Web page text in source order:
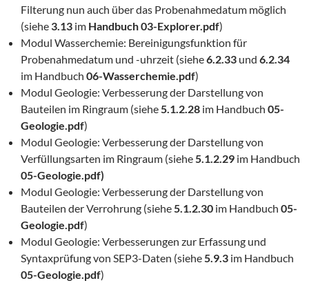
Filterung nun auch über das Probenahmedatum möglich
(siehe 3.13 im Handbuch 03-Explorer.pdf)
Modul Wasserchemie: Bereinigungsfunktion für
Probenahmedatum und -uhrzeit (siehe6.2.33 und 6.2.34
im Handbuch 06-Wasserchemie.pdf)
Modul Geologie: Verbesserung der Darstellung von
Bauteilen im Ringraum (siehe5.1.2.28 im Handbuch 05-
Geologie.pdf)
Modul Geologie: Verbesserung der Darstellung von
Verfüllungsarten im Ringraum (siehe5.1.2.29 im Handbuch
05-Geologie.pdf)
Modul Geologie: Verbesserung der Darstellung von
Bauteilen der Verrohrung (siehe5.1.2.30 im Handbuch 05-
Geologie.pdf)
Modul Geologie: Verbesserungen zur Erfassung und
Syntaxprüfung von SEP3-Daten (siehe5.9.3 im Handbuch
05-Geologie.pdf)